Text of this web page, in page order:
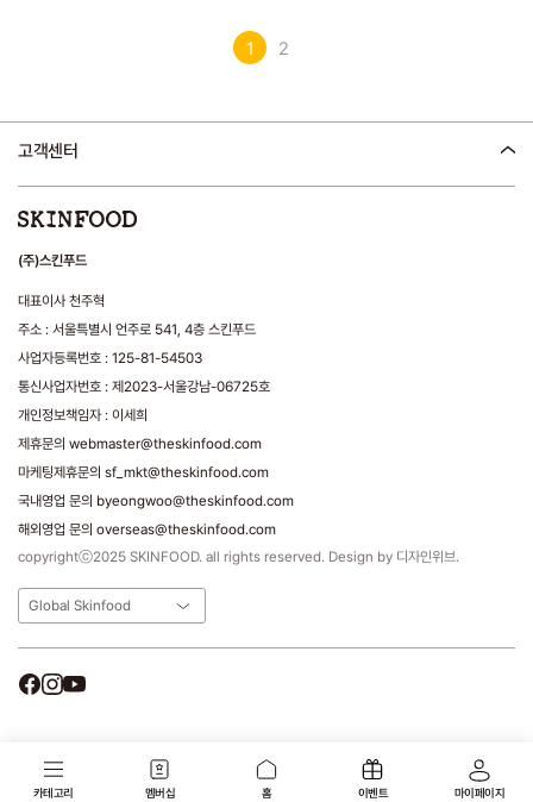
1 2
고객센터
(주)스킨푸드
대표이사 천주혁
주소 : 서울특별시 언주로 541, 4층 스킨푸드
사업자등록번호 : 125-81-54503
통신사업자번호 : 제2023-서울강남-06725호
개인정보책임자 : 이세희
제휴문의 webmaster@theskinfood.com
마케팅제휴문의 sf_mkt@theskinfood.com
국내영업 문의 byeongwoo@theskinfood.com
해외영업 문의 overseas@theskinfood.com
copyrightⓒ2025 SKINFOOD. all rights reserved. Design by 디자인위브.
Global Skinfood
카테고리 멤버십 홈 이벤트 마이페이지